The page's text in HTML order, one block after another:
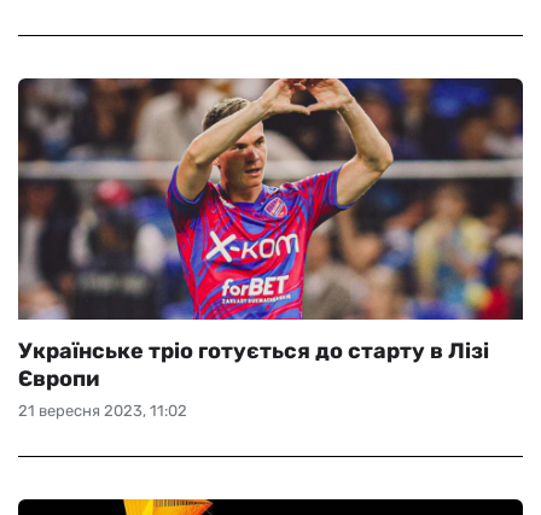
21 вересня 2023, 11:02
Українське тріо готується до старту в Лізі
Європи